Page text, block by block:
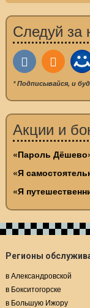
Следуй за
* Подписывайся, и
Акции и
«Пароль
«Я
«Я
Регионы
в Александровской
в Бокситогорске
в Большую Ижору